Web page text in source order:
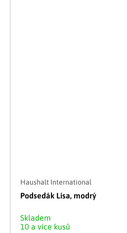
Haushalt International
Podsedák Lisa, modrý
Skladem
10 a více kusů